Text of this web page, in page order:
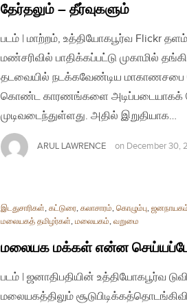
தேர்தலும் – தீர்வுகளும்
படம் | மாற்றம், உத்தியோகபூர்வ Flickr
மண்சரிவில் பாதிக்கப்பட்டு முகாமில்
தடவையில் நடக்கவேண்டிய
கொண்ட காரணங்களை அடிப்படையாகக்
முடிவடைந்துள்ளது. அதில் இறுதியாக…
ARUL LAWRENCE on December 30,
இடதுசாரிகள், கட்டுரை, கலாசாரம், கொழும்பு,
மலையகத் தமிழர்கள், மலையகம், வறுமை
மலையக மக்கள் என்ன
படம் | ஜனாதிபதியின் உத்தியோகபூர்வ
மலையகத்திலும்